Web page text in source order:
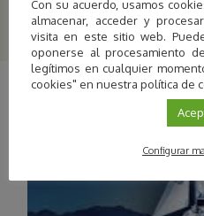
Con su acuerdo, usamos
almacenar, acceder y
visita en este sitio web.
oponerse al procesamiento
legítimos en cualquier
cookies" en nuestra política de
Configurar